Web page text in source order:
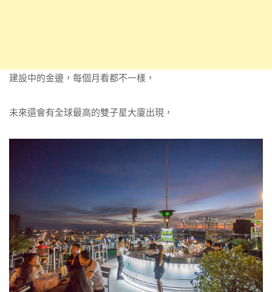
建設中的金邊，每個月看都不一樣，
未來還會有全球最高的雙子星大廈出現，